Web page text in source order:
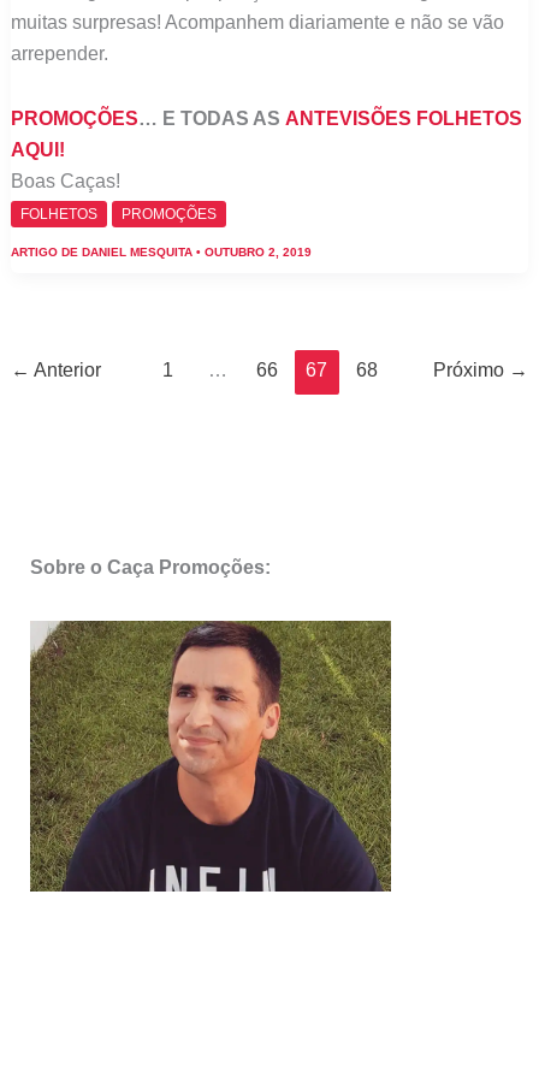
muitas surpresas! Acompanhem diariamente e não se vão
arrepender.
PROMOÇÕES… E TODAS AS ANTEVISÕES FOLHETOS
AQUI!
Boas Caças!
FOLHETOS PROMOÇÕES
ARTIGO DE DANIEL MESQUITA • OUTUBRO 2, 2019
← Anterior 1 … 66 67 68 Próximo →
Sobre o Caça Promoções: